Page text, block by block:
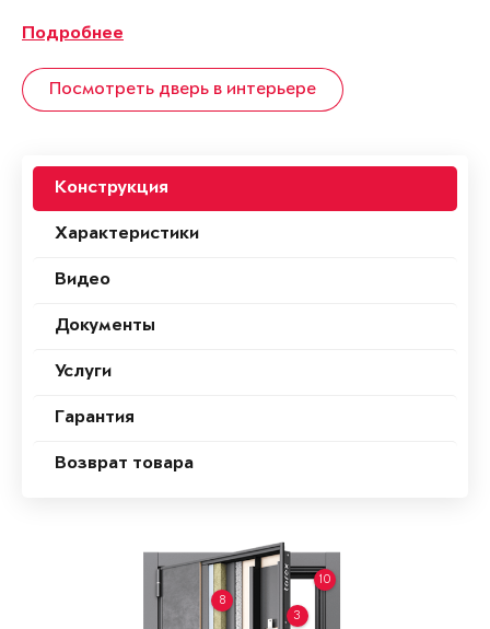
Подробнее
Посмотреть дверь в интерьере
Конструкция
Характеристики
Видео
Документы
Услуги
Гарантия
Возврат товара
3
8
10